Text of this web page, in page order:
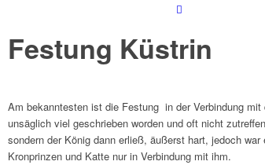
Festung Küstrin
Am bekann­te­sten ist die Festung in der Verbin­dung mit
unsäg­lich viel geschrie­ben worden und oft nicht
sondern der König dann erließ, äußerst hart, jedoch
Kron­prin­zen und Katte nur in Verbin­dung mit ihm.